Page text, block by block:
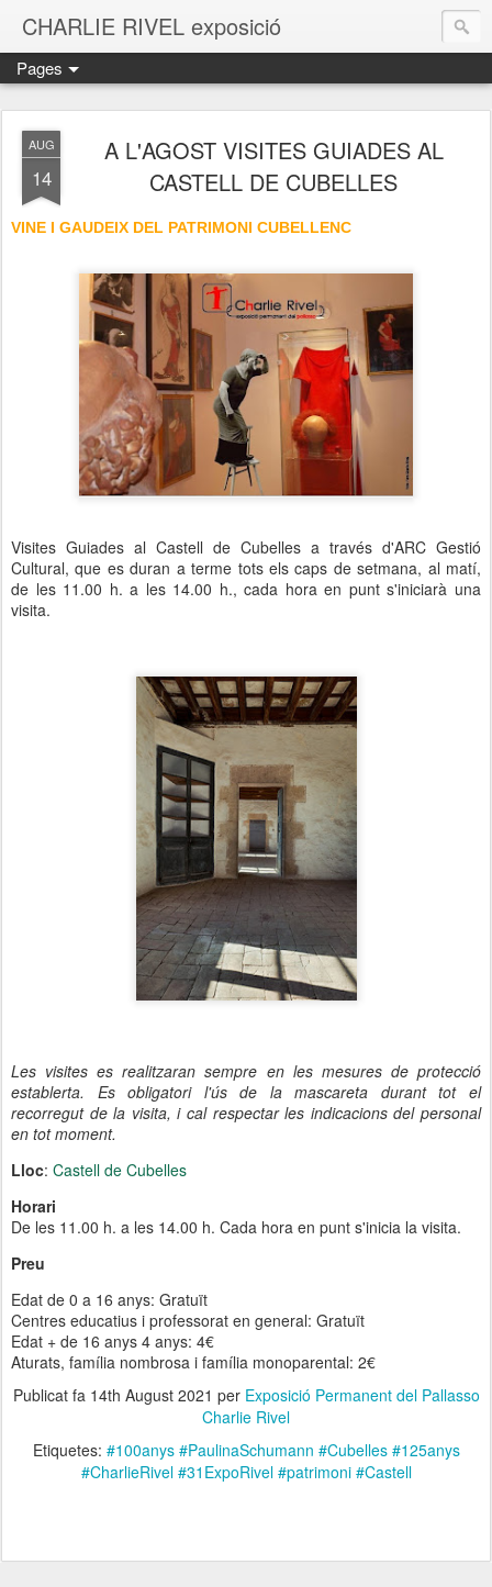
CHARLIE RIVEL exposició
Pages
AUG
14
A L'AGOST VISITES GUIADES AL
CASTELL DE CUBELLES
VINE I GAUDEIX DEL PATRIMONI CUBELLENC
Visites Guiades al Castell de Cubelles a través d'ARC Gestió
Cultural, que es duran a terme tots els caps de setmana, al matí,
de les 11.00 h. a les 14.00 h., cada hora en punt s'iniciarà una
visita.
Les visites es realitzaran sempre en les mesures de protecció
establerta. Es obligatori l'ús de la mascareta durant tot el
recorregut de la visita, i cal respectar les indicacions del personal
en tot moment.
Lloc: Castell de Cubelles
Horari
De les 11.00 h. a les 14.00 h. Cada hora en punt s'inicia la visita.
Preu
Edat de 0 a 16 anys: Gratuït
Centres educatius i professorat en general: Gratuït
Edat + de 16 anys 4 anys: 4€
Aturats, família nombrosa i família monoparental: 2€
Publicat fa 14th August 2021 per Exposició Permanent del Pallasso
Charlie Rivel
Etiquetes: #100anys #PaulinaSchumann #Cubelles #125anys
#CharlieRivel #31ExpoRivel #patrimoni #Castell